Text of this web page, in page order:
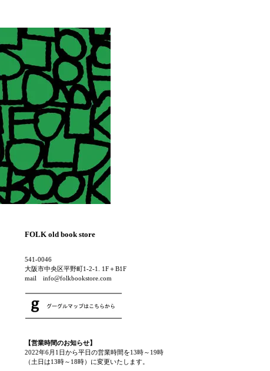
FOLK old book store
541-0046
大阪市中央区平野町1-2-1. 1F＋B1F
mail info@folkbookstore.com
【営業時間のお知らせ】
2022年6月1日から平日の営業時間を13時～19時
（土日は13時～18時）に変更いたします。